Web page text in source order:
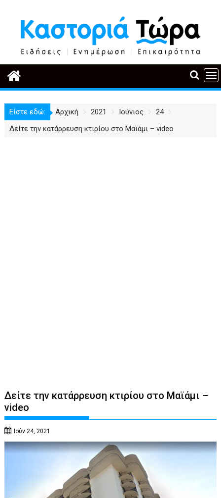
περιεχόμενο
Είστε εδώ: Αρχική 2021 Ιούνιος
24
Δείτε την κατάρρευση κτιρίου στο Μαϊάμι – video
Δείτε την κατάρρευση κτιρίου στο Μαϊάμι –
video
Ιούν 24, 2021